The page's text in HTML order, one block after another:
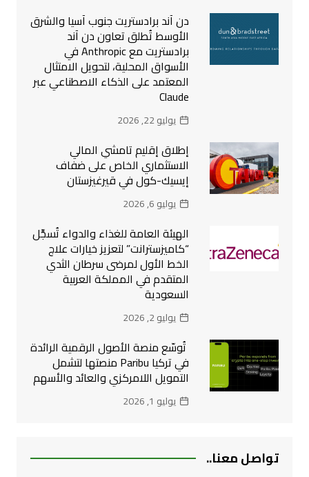
دن آند برادستريت جنوب آسيا والشرق
الأوسط تُطلق تعاون دن آند
برادستريت مع Anthropic في
الأسواق المحلية، لتحويل الامتثال
المعتمد على الذكاء الاصطناعي عبر
Claude
يوليو 22, 2026
إطلاق إقليم تامشي المالي
الاستثماري الخاص على ضفاف
إيسيك-كول في قيرغيزستان
يوليو 6, 2026
الهيئة العامة للغذاء والدواء تُسجِّل
“كاميزسترانت” لتعزيز خيارات علاج
الخط الأول لمرضى سرطان الثدي
المتقدم في المملكة العربية
السعودية
يوليو 2, 2026
تُوسّع منصة الأصول الرقمية الرائدة
في تركيا Paribu منصتها لتشمل
التمويل اللامركزي والعائد والأسهم
يوليو 1, 2026
تواصل معنا..